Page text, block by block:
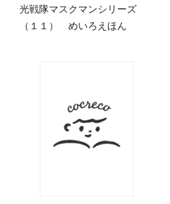
光戦隊マスクマンシリーズ
（１１） めいろえほん